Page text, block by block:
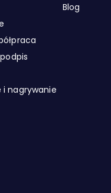
i nagrywanie
Blog